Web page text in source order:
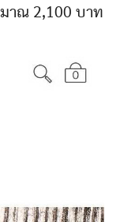
มาณ 2,100 บาท